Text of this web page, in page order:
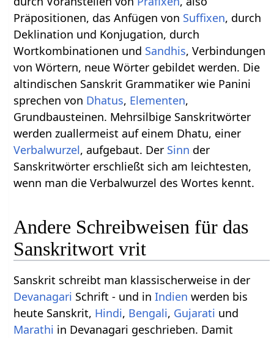
Präpositionen, das Anfügen von Suffixen, durch
Deklination und Konjugation, durch
Wortkombinationen und Sandhis, Verbindungen
von Wörtern, neue Wörter gebildet werden. Die
altindischen Sanskrit Grammatiker wie Panini
sprechen von Dhatus, Elementen,
Grundbausteinen. Mehrsilbige Sanskritwörter
werden zuallermeist auf einem Dhatu, einer
Verbalwurzel, aufgebaut. Der Sinn der
Sanskritwörter erschließt sich am leichtesten,
wenn man die Verbalwurzel des Wortes kennt.
Andere Schreibweisen für das
Sanskritwort vrit
Sanskrit schreibt man klassischerweise in der
Devanagari Schrift - und inIndien werden bis
heute Sanskrit, Hindi, Bengali, Gujarati und
Marathi in Devanagari geschrieben. Damit